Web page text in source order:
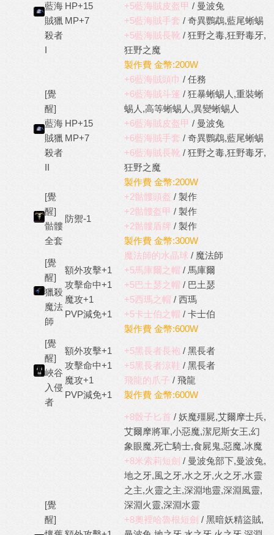
藍海
賊獵
殺者
I
HP+15
MP+7
+5藍海賊皮盔甲 / 曼波兔
+5藍海賊手套 / 奇異鸚鵡,藍尾蜥蜴
+5藍海賊長靴 / 狂野之毒,狂野毒牙,
狂野之魔
製作費 金幣:200W
[覺
醒]
藍海
賊獵
殺者
II
HP+15
MP+7
+6藍海賊頭巾 / 任務
+6藍海賊斗篷 / 狂暴蜥蜴人,重裝蜥
蜴人,高等蜥蜴人,異變蜥蜴人
+6藍海賊皮盔甲 / 曼波兔
+6藍海賊手套 / 奇異鸚鵡,藍尾蜥蜴
+6藍海賊長靴 / 狂野之毒,狂野毒牙,
狂野之魔
製作費 金幣:200W
[覺
醒]
骷髏
全套
防禦-1
+2骷髏頭盔 / 製作
+2骷髏盔甲 / 製作
+2骷髏盾牌 / 製作
製作費 金幣:300W
[覺
醒]
獵殺
魔法
師
額外攻擊+1
攻擊命中+1
魔攻+1
PVP減免+1
魔法師的水晶球 / 魔法師
+5馬庫爾之帽 / 馬庫爾
+5巴土瑟之帽 / 巴土瑟
+5西瑪之帽 / 西瑪
+5卡士伯之帽 / 卡士伯
製作費 金幣:600W
[覺
醒]
峽谷
入侵
者
額外攻擊+1
攻擊命中+1
魔攻+1
PVP減免+1
+5黑長者長袍 / 黑長者
+5黑長者涼鞋 / 黑長者
飛龍的爪子 / 飛龍
製作費 金幣:600W
[覺
醒]
+8骰子匕首 / 妖魔殭屍,艾爾摩士兵,
艾爾摩將軍,小惡魔,潔尼斯女王,幻
象眼魔,死亡騎士,食屍鬼,惡魔,冰魔
+8米索莉短劍 / 曼波兔部下,曼波兔,
地之牙,風之牙,水之牙,火之牙,水靈
之主,火靈之主,深淵地靈,深淵風靈,
深淵火靈,深淵水靈
+8奧裡哈魯根短劍 / 黑暗妖精盜賊,